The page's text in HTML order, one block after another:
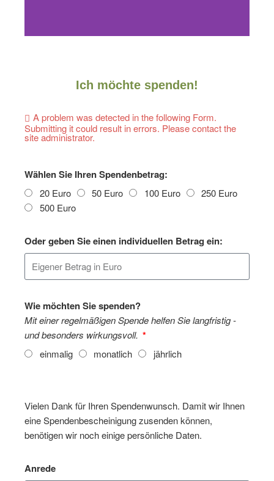
„ecocrowd“ fördern wir
monatlich nachhaltige
Mehr
Informationen
Ich möchte spenden!
A problem was detected in the following Form.
Submitting it could result in errors. Please contact the
site administrator.
Wählen Sie Ihren Spendenbetrag:
20 Euro 50 Euro 100 Euro
250 Euro
500 Euro
Oder geben Sie einen individuellen Betrag ein:
Wie möchten Sie spenden?
Mit einer regelmäßigen Spende helfen Sie langfristig -
und besonders wirkungsvoll.
einmalig
monatlich jährlich
Vielen Dank für Ihren Spendenwunsch. Damit wir Ihnen
eine Spendenbescheinigung zusenden können,
benötigen wir noch einige persönliche Daten.
Anrede